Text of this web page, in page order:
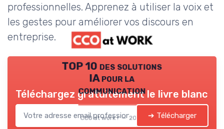
professionnelles. Apprenez à utiliser la voix et
les gestes pour améliorer vos discours en
entreprise.
TOP 10 des solutions
IA pour la
communication
CCO at work ! — 2026
Téléchargez gratuitement le livre blanc
➔ Télécharger